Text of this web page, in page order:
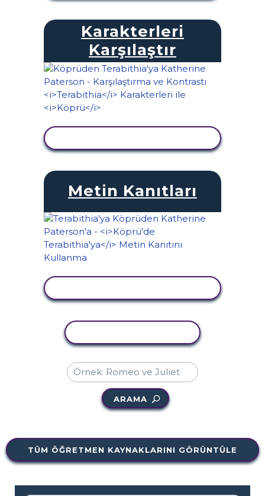
Karakterleri
Karşılaştır
Metin Kanıtları
ARAMA
TÜM ÖĞRETMEN KAYNAKLARINI GÖRÜNTÜLE